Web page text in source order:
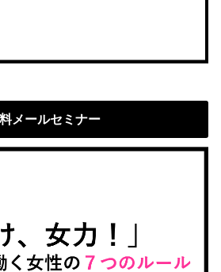
メールセミナー